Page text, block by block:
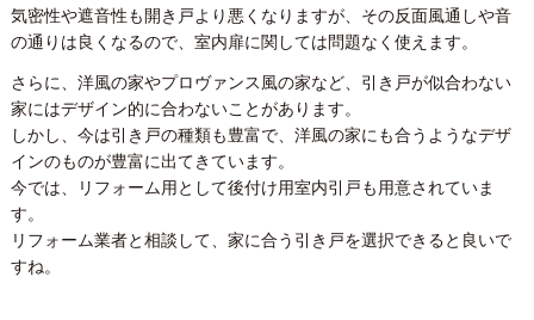
気密性や遮音性も開き戸より悪くなりますが、その反面風通しや音
の通りは良くなるので、室内扉に関しては問題なく使えます。
さらに、洋風の家やプロヴァンス風の家など、引き戸が似合わない
家にはデザイン的に合わないことがあります。
しかし、今は引き戸の種類も豊富で、洋風の家にも合うようなデザ
インのものが豊富に出てきています。
今では、リフォーム用として後付け用室内引戸も用意されていま
す。
リフォーム業者と相談して、家に合う引き戸を選択できると良いで
すね。